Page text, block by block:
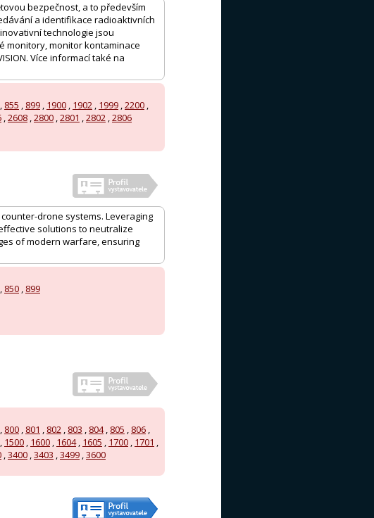
bezpečnost, a to především
a identifikace radioaktivních
technologie jsou
monitory, monitor kontaminace
Více informací také na
, 855 , 899 , 1900 , 1902 , 1999 ,2200 ,
,2608 ,2800 ,2801 ,2802 ,2806
drone systems. Leveraging
solutions to neutralize
of modern warfare, ensuring
, 850 , 899
, 800 , 801 , 802 , 803 , 804, 805 , 806 ,
, 1500 , 1600 , 1604, 1605 , 1700 , 1701 ,
,3400 ,3403 ,3499 ,3600